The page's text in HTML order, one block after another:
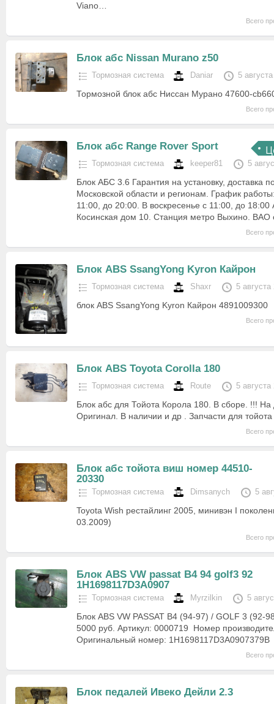
Viano…
Всего
Блок абс Nissan Murano z50
Тормозная система Daniar 5
Тормозной блок абс Ниссан Мурано 47600-
Всего
Блок абс Range Rover Sport
Тормозная система keeper81 5
Блок АБС 3.6 Гарантия на установку, доставка
Московской области и регионам. График
11:00, до 20:00. В воскресенье с 11:00, до 18:00
Косинская дом 10. Станция метро Выхино. ВАО
Всего
Блок ABS SsangYong Kyron Кайрон
Тормозная система Shaxr 5 августа
блок ABS SsangYong Kyron Кайрон 4891009300
Всего
Блок ABS Toyota Corolla 180
Тормозная система Route 5 августа
Блок абс для Тойота Корола 180. В сборе. !!! На
Оригинал. В наличии и др . Запчасти для
Всего
Блок абс тойота виш номер 44510-
20330
Тормозная система Dimsanych 5
Toyota Wish рестайлинг 2005, минивэн I
03.2009)
Всего
Блок ABS VW passat B4 94 golf3 92
1H1698117D3A0907
Тормозная система Myrzilkin 5
Блок ABS VW PASSAT B4 (94-97) / GOLF 3 (92-
5000 руб. Артикул: 0000719 Номер
Оригинальный номер: 1H1698117D3A0907379B
Всего
Блок педалей Ивеко Дейли 2.3